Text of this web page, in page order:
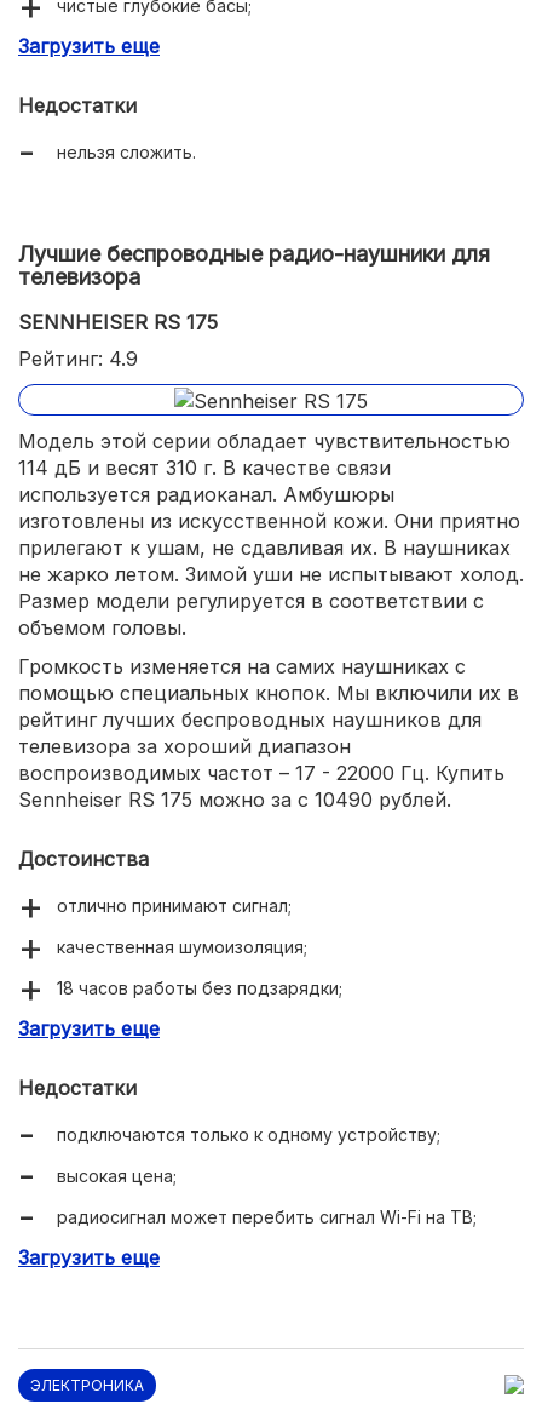
чистые глубокие басы;
голосовой набор;
Загрузить еще
Недостатки
нельзя сложить.
Лучшие беспроводные радио-наушники для
телевизора
SENNHEISER RS 175
Рейтинг: 4.9
Модель этой серии обладает чувствительностью
114 дБ и весят 310 г. В качестве связи
используется радиоканал. Амбушюры
изготовлены из искусственной кожи. Они приятно
прилегают к ушам, не сдавливая их. В наушниках
не жарко летом. Зимой уши не испытывают холод.
Размер модели регулируется в соответствии с
объемом головы.
Громкость изменяется на самих наушниках с
помощью специальных кнопок. Мы включили их в
рейтинг лучших беспроводных наушников для
телевизора за хороший диапазон
воспроизводимых частот – 17 - 22000 Гц. Купить
Sennheiser RS 175 можно за с 10490 рублей.
Достоинства
отлично принимают сигнал;
качественная шумоизоляция;
18 часов работы без подзарядки;
качество изготовления;
Загрузить еще
Недостатки
подключаются только к одному устройству;
высокая цена;
радиосигнал может перебить сигнал Wi-Fi на ТВ;
кнопки расположены слишком близко друг к другу.
Загрузить еще
ЭЛЕКТРОНИКА